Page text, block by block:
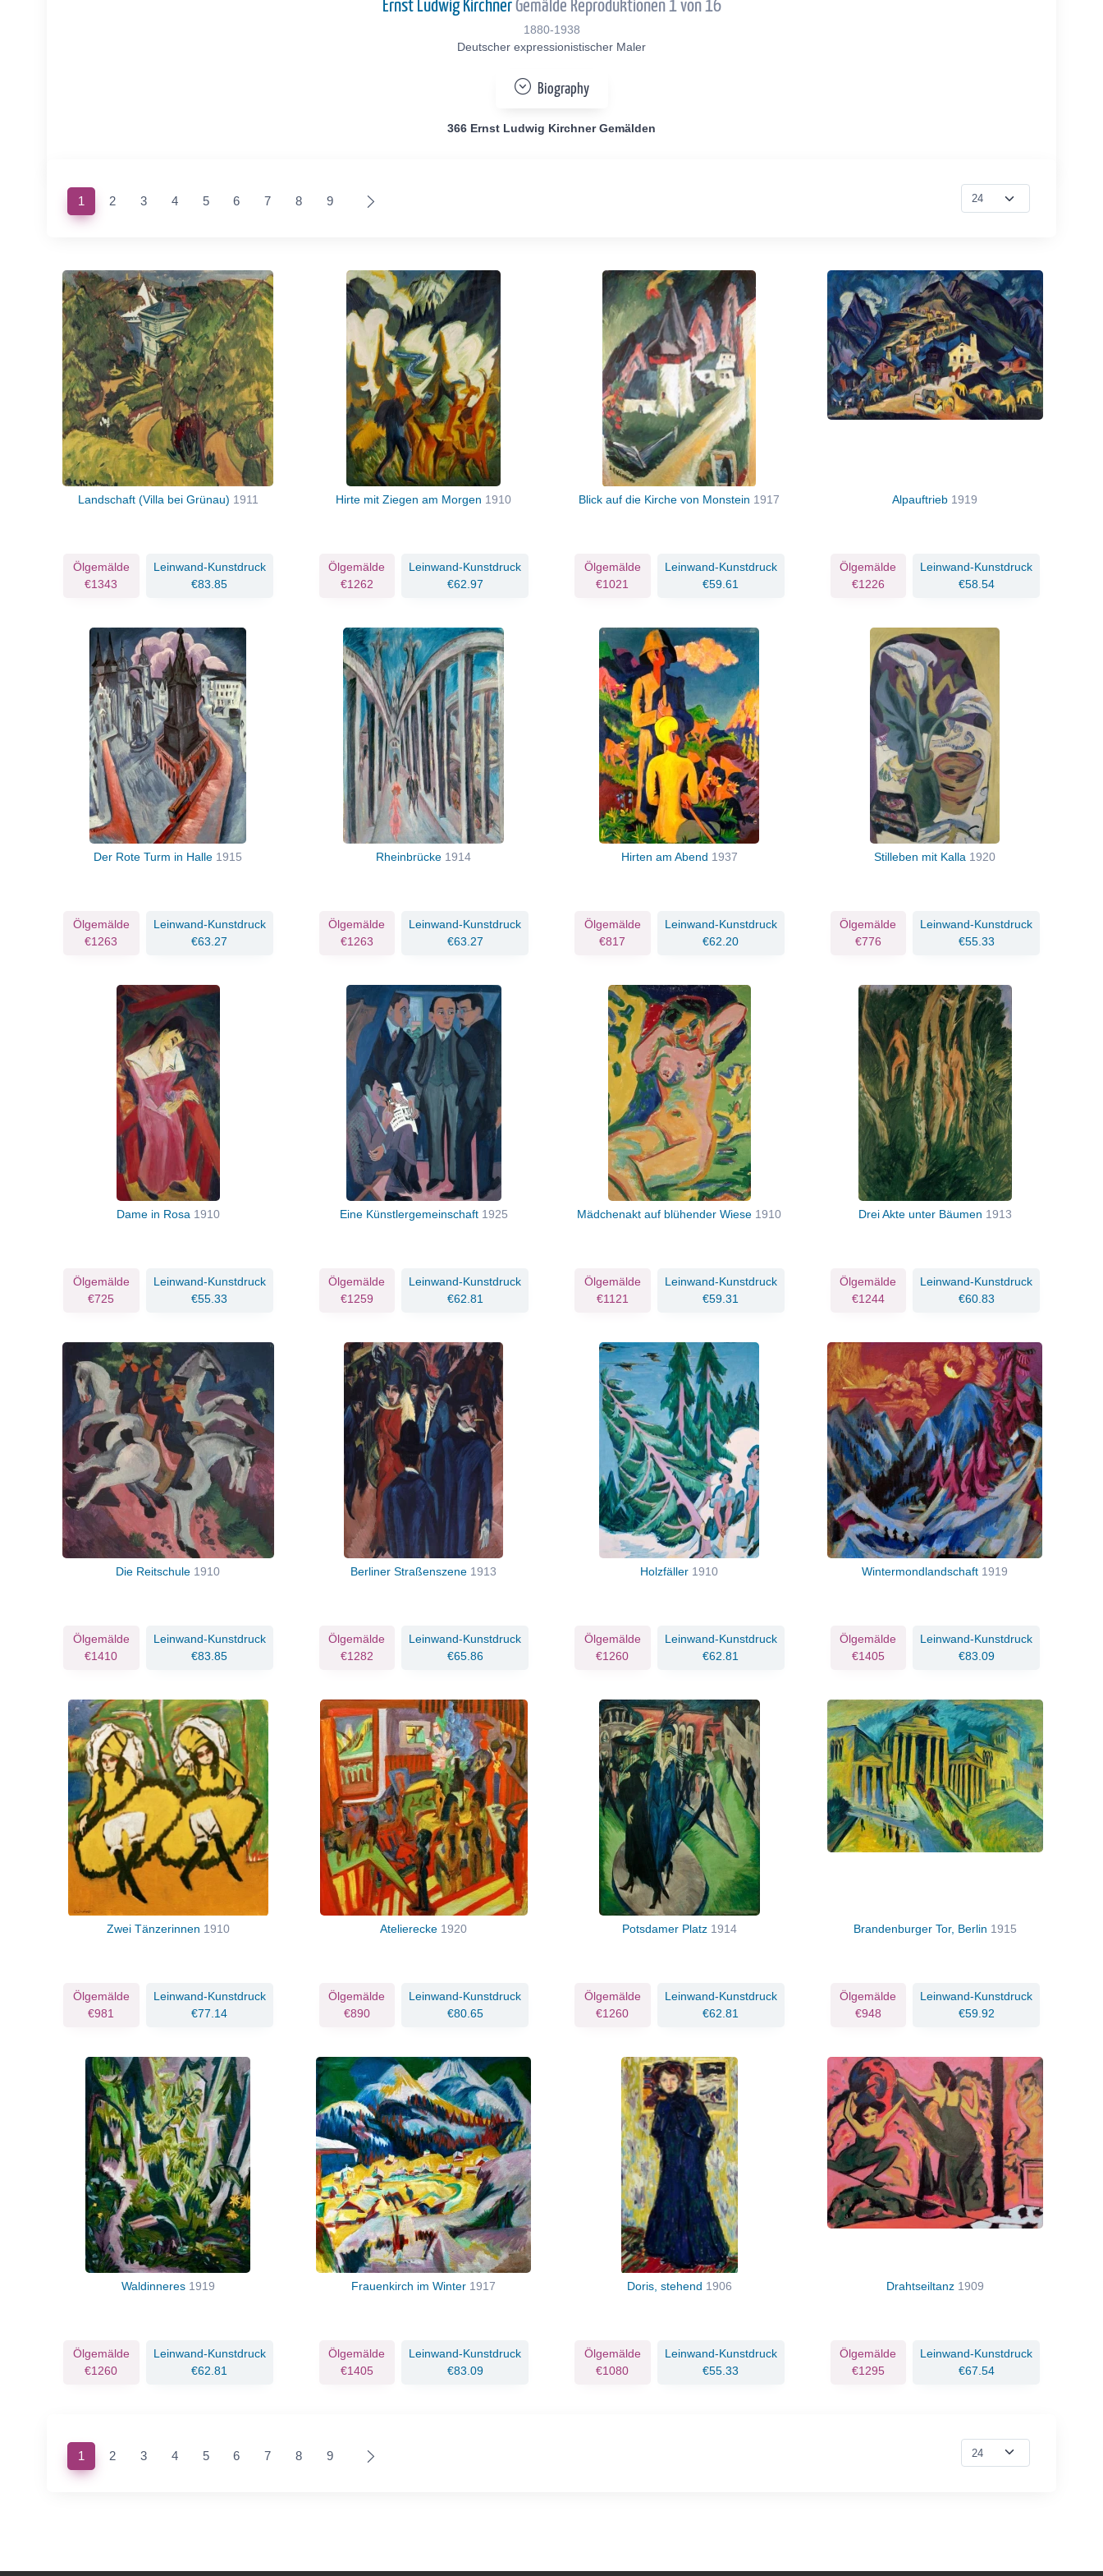
Ernst Ludwig KirchnerGemälde Reproduktionen 1 von 16
1880-1938
Deutscher expressionistischer Maler
Biography
366 Ernst Ludwig Kirchner Gemälden
1 (current)
2 3 4 5 6 7 8 9
Landschaft (Villa bei Grünau) 1911
Ölgemälde
€1343
Leinwand-Kunstdruck
€83.85
Hirte mit Ziegen am Morgen 1910
Ölgemälde
€1262
Leinwand-Kunstdruck
€62.97
Blick auf die Kirche von Monstein 1917
Ölgemälde
€1021
Leinwand-Kunstdruck
€59.61
Alpauftrieb 1919
Ölgemälde
€1226
Leinwand-Kunstdruck
€58.54
Der Rote Turm in Halle 1915
Ölgemälde
€1263
Leinwand-Kunstdruck
€63.27
Rheinbrücke 1914
Ölgemälde
€1263
Leinwand-Kunstdruck
€63.27
Hirten am Abend 1937
Ölgemälde
€817
Leinwand-Kunstdruck
€62.20
Stilleben mit Kalla 1920
Ölgemälde
€776
Leinwand-Kunstdruck
€55.33
Dame in Rosa 1910
Ölgemälde
€725
Leinwand-Kunstdruck
€55.33
Eine Künstlergemeinschaft 1925
Ölgemälde
€1259
Leinwand-Kunstdruck
€62.81
Mädchenakt auf blühender Wiese 1910
Ölgemälde
€1121
Leinwand-Kunstdruck
€59.31
Drei Akte unter Bäumen 1913
Ölgemälde
€1244
Leinwand-Kunstdruck
€60.83
Die Reitschule 1910
Ölgemälde
€1410
Leinwand-Kunstdruck
€83.85
Berliner Straßenszene 1913
Ölgemälde
€1282
Leinwand-Kunstdruck
€65.86
Holzfäller 1910
Ölgemälde
€1260
Leinwand-Kunstdruck
€62.81
Wintermondlandschaft 1919
Ölgemälde
€1405
Leinwand-Kunstdruck
€83.09
Zwei Tänzerinnen 1910
Ölgemälde
€981
Leinwand-Kunstdruck
€77.14
Atelierecke 1920
Ölgemälde
€890
Leinwand-Kunstdruck
€80.65
Potsdamer Platz 1914
Ölgemälde
€1260
Leinwand-Kunstdruck
€62.81
Brandenburger Tor, Berlin 1915
Ölgemälde
€948
Leinwand-Kunstdruck
€59.92
Waldinneres 1919
Ölgemälde
€1260
Leinwand-Kunstdruck
€62.81
Frauenkirch im Winter 1917
Ölgemälde
€1405
Leinwand-Kunstdruck
€83.09
Doris, stehend 1906
Ölgemälde
€1080
Leinwand-Kunstdruck
€55.33
Drahtseiltanz 1909
Ölgemälde
€1295
Leinwand-Kunstdruck
€67.54
1 (current)
2 3 4 5 6 7 8 9